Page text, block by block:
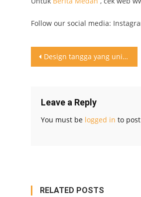
Follow our social media:
Post
Design tangga yang unik di tambah cahaya dari lighting yang bagus. Jangan lupa like dan comment biar kami tau design apa yang anda suka
Leave a Reply
You must be logged in to
RELATED POSTS